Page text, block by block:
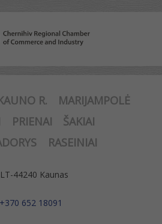
R.
MARIJAMPOLĖ
PRIENAI
ŠAKIAI
RASEINIAI
44240 Kaunas
652 18091